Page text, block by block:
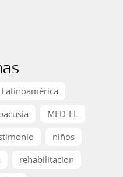
Latinoamérica
MED-EL
niños
rehabilitacion